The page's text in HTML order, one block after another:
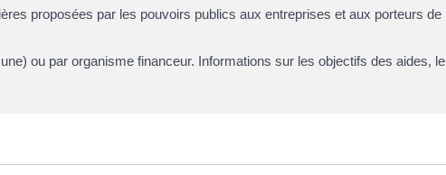
proposées par les pouvoirs publics aux entreprises et aux porteurs de
ou par organisme financeur. Informations sur les objectifs des aides,